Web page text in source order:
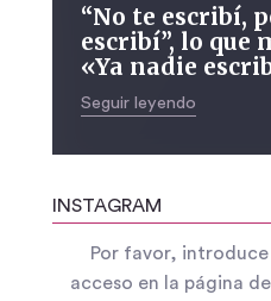
“No te escribí,
escribí”, lo que
«Ya nadie
Seguir leyendo
INSTAGRAM
Por favor,
acceso en la página